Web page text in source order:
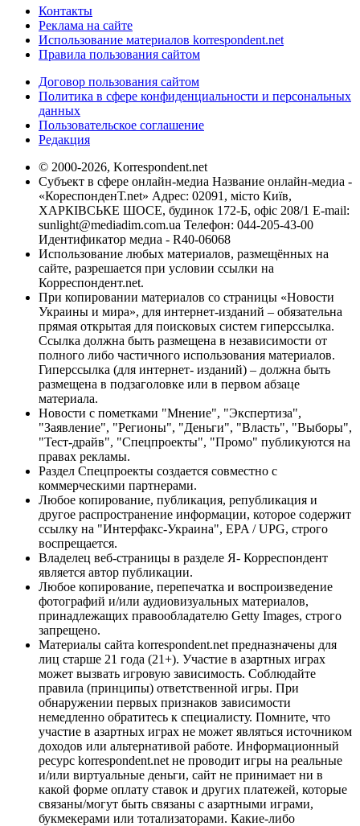
Контакты
Реклама на сайте
Использование материалов korrespondent.net
Правила пользования сайтом
Договор пользования сайтом
Политика в сфере конфиденциальности и персональных
данных
Пользовательское соглашение
Редакция
© 2000-2026, Korrespondent.net
Субъект в сфере онлайн-медиа Название онлайн-медиа -
«КореспонденТ.net» Адрес: 02091, місто Київ,
ХАРКІВСЬКЕ ШОСЕ, будинок 172-Б, офіс 208/1 E-mail:
sunlight@mediadim.com.ua Телефон: 044-205-43-00
Идентификатор медиа - R40-06068
Использование любых материалов, размещённых на
сайте, разрешается при условии ссылки на
Корреспондент.net.
При копировании материалов со страницы «Новости
Украины и мира», для интернет-изданий – обязательна
прямая открытая для поисковых систем гиперссылка.
Ссылка должна быть размещена в независимости от
полного либо частичного использования материалов.
Гиперссылка (для интернет- изданий) – должна быть
размещена в подзаголовке или в первом абзаце
материала.
Новости с пометками "Мнение", "Экспертиза",
"Заявление", "Регионы", "Деньги", "Власть", "Выборы",
"Тест-драйв", "Спецпроекты", "Промо" публикуются на
правах рекламы.
Раздел Спецпроекты создается совместно с
коммерческими партнерами.
Любое копирование, публикация, републикация и
другое распространение информации, которое содержит
ссылку на "Интерфакс-Украина", EPA / UPG, строго
воспрещается.
Владелец веб-страницы в разделе Я- Корреспондент
является автор публикации.
Любое копирование, перепечатка и воспроизведение
фотографий и/или аудиовизуальных материалов,
принадлежащих правообладателю Getty Images, строго
запрещено.
Материалы сайта korrespondent.net предназначены для
лиц старше 21 года (21+). Участие в азартных играх
может вызвать игровую зависимость. Соблюдайте
правила (принципы) ответственной игры. При
обнаружении первых признаков зависимости
немедленно обратитесь к специалисту. Помните, что
участие в азартных играх не может являться источником
доходов или альтернативой работе. Информационный
ресурс korrespondent.net не проводит игры на реальные
и/или виртуальные деньги, сайт не принимает ни в
какой форме оплату ставок и других платежей, которые
связаны/могут быть связаны с азартными играми,
букмекерами или тотализаторами. Какие-либо